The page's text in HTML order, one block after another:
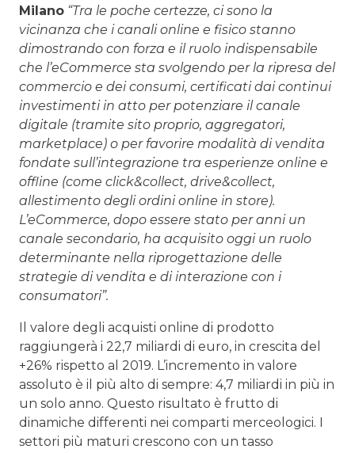
Milano “Tra le poche certezze, ci sono la
vicinanza che i canali online e fisico stanno
dimostrando con forza e il ruolo indispensabile
che l’eCommerce sta svolgendo per la ripresa del
commercio e dei consumi, certificati dai continui
investimenti in atto per potenziare il canale
digitale (tramite sito proprio, aggregatori,
marketplace) o per favorire modalità di vendita
fondate sull’integrazione tra esperienze online e
offline (come click&collect, drive&collect,
allestimento degli ordini online in store).
L’eCommerce, dopo essere stato per anni un
canale secondario, ha acquisito oggi un ruolo
determinante nella riprogettazione delle
strategie di vendita e di interazione con i
consumatori”.
Il valore degli acquisti online di prodotto
raggiungerà i 22,7 miliardi di euro, in crescita del
+26% rispetto al 2019. L’incremento in valore
assoluto è il più alto di sempre: 4,7 miliardi in più in
un solo anno. Questo risultato è frutto di
dinamiche differenti nei comparti merceologici. I
settori più maturi crescono con un tasso